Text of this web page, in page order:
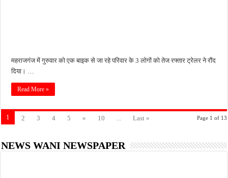
महराजगंज में गुरुवार को एक बाइक से जा रहे परिवार के 3 लोगों को तेज रफ्तार ट्रेलर ने रौंद
दिया। …
Read More »
Page 1 of 13
1 2 3 4 5 » 10 ... Last »
NEWS WANI NEWSPAPER